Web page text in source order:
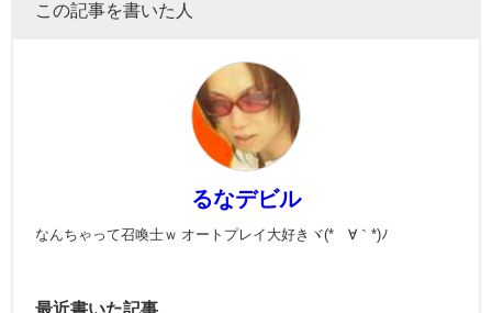
この記事を書いた人
るなデビル
なんちゃって召喚士ｗ オートプレイ大好きヾ(*´∀｀*)ﾉ
最近書いた記事